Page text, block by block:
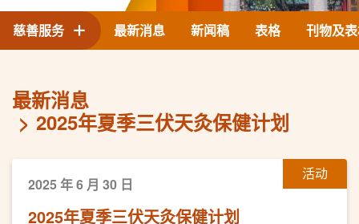
联络我们
最新消息 新闻稿 表格 刊物及
慈善服务
最新消息
2025年夏季三伏天灸保健计划
活动
2025 年 6 月 30 日
2025年夏季三伏天灸保健计划